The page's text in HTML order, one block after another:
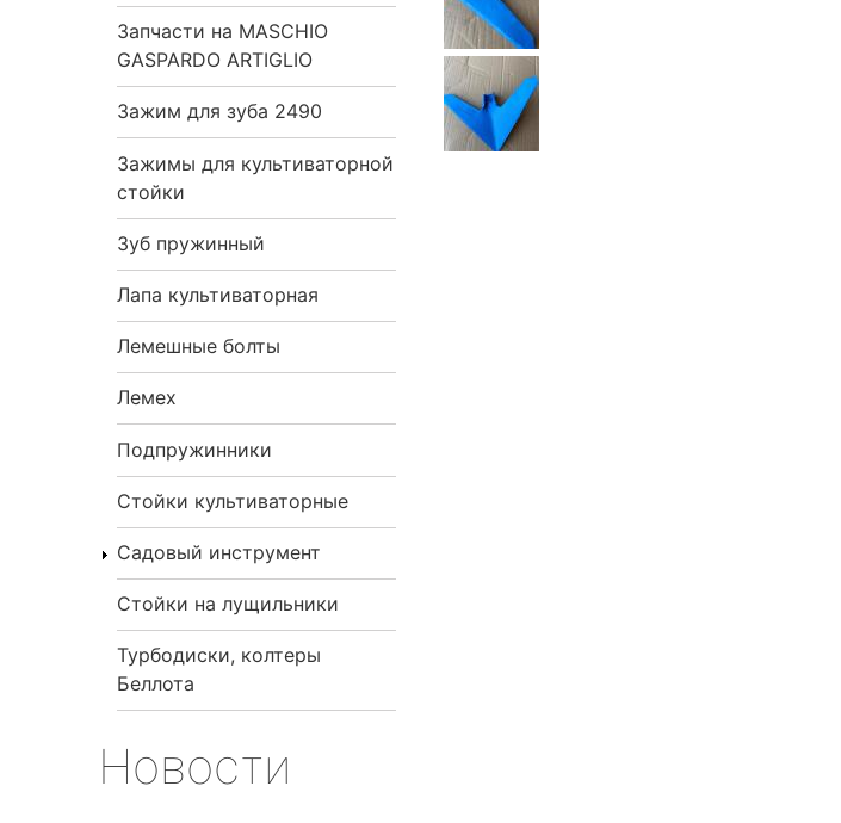
Запчасти на MASCHIO
GASPARDO ARTIGLIO
Зажим для зуба 2490
Зажимы для культиваторной
стойки
Зуб пружинный
Лапа культиваторная
Лемешные болты
Лемех
Подпружинники
Стойки культиваторные
Садовый инструмент
Стойки на лущильники
Турбодиски, колтеры
Беллота
Новости